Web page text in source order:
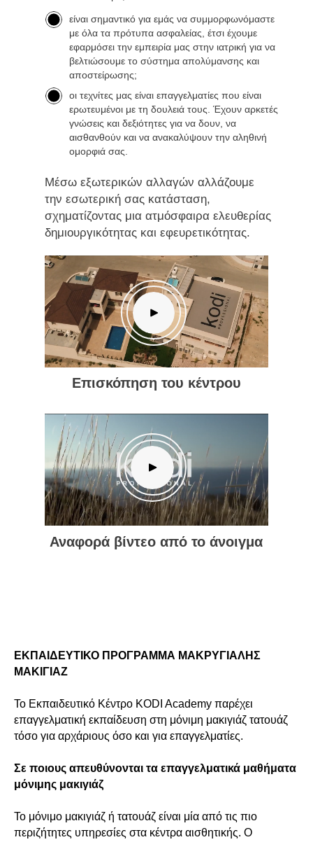
είναι σημαντικό για εμάς να συμμορφωνόμαστε
με όλα τα πρότυπα ασφαλείας, έτσι έχουμε
εφαρμόσει την εμπειρία μας στην ιατρική για να
βελτιώσουμε το σύστημα απολύμανσης και
αποστείρωσης;
οι τεχνίτες μας είναι επαγγελματίες που είναι
ερωτευμένοι με τη δουλειά τους. Έχουν αρκετές
γνώσεις και δεξιότητες για να δουν, να
αισθανθούν και να ανακαλύψουν την αληθινή
ομορφιά σας.
Μέσω εξωτερικών αλλαγών αλλάζουμε
την εσωτερική σας κατάσταση,
σχηματίζοντας μια ατμόσφαιρα ελευθερίας
δημιουργικότητας και εφευρετικότητας.
Επισκόπηση του κέντρου
Αναφορά βίντεο από το άνοιγμα
ΕΚΠΑΙΔΕΥΤΙΚΟ ΠΡΟΓΡΑΜΜΑ ΜΑΚΡΥΓΙΑΛΗΣ
ΜΑΚΙΓΙΑΖ
Το Εκπαιδευτικό Κέντρο KODI Academy παρέχει
επαγγελματική εκπαίδευση στη μόνιμη μακιγιάζ τατουάζ
τόσο για αρχάριους όσο και για επαγγελματίες.
Σε ποιους απευθύνονται τα επαγγελματικά μαθήματα
μόνιμης μακιγιάζ
Το μόνιμο μακιγιάζ ή τατουάζ είναι μία από τις πιο
περιζήτητες υπηρεσίες στα κέντρα αισθητικής. Ο